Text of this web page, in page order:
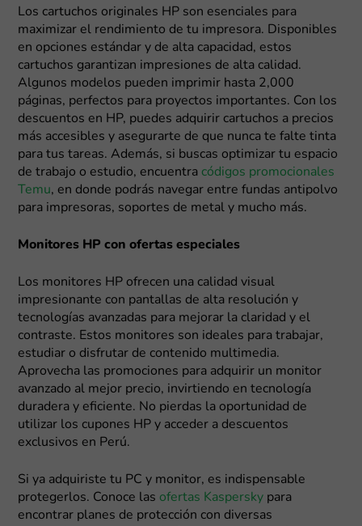
Los cartuchos originales HP son esenciales para
maximizar el rendimiento de tu impresora. Disponibles
en opciones estándar y de alta capacidad, estos
cartuchos garantizan impresiones de alta calidad.
Algunos modelos pueden imprimir hasta 2,000
páginas, perfectos para proyectos importantes. Con los
descuentos en HP, puedes adquirir cartuchos a precios
más accesibles y asegurarte de que nunca te falte tinta
para tus tareas. Además, si buscas optimizar tu espacio
de trabajo o estudio, encuentra códigos promocionales
Temu, en donde podrás navegar entre fundas antipolvo
para impresoras, soportes de metal y mucho más.
Monitores HP con ofertas especiales
Los monitores HP ofrecen una calidad visual
impresionante con pantallas de alta resolución y
tecnologías avanzadas para mejorar la claridad y el
contraste. Estos monitores son ideales para trabajar,
estudiar o disfrutar de contenido multimedia.
Aprovecha las promociones para adquirir un monitor
avanzado al mejor precio, invirtiendo en tecnología
duradera y eficiente. No pierdas la oportunidad de
utilizar los cupones HP y acceder a descuentos
exclusivos en Perú.
Si ya adquiriste tu PC y monitor, es indispensable
protegerlos. Conoce las ofertas Kaspersky para
encontrar planes de protección con diversas